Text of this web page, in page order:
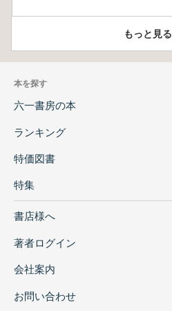
もっと見る
本を探す
六一書房の本
ランキング
特価図書
特集
書店様へ
著者ログイン
会社案内
お問い合わせ